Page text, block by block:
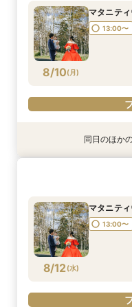
8/10(月)
マタニテ
13:00〜
8/10(月)
8/10(月)
8/10(月)
13:00〜
8/10(月)
同日のほか
8/12(水)
マタニテ
13:00〜